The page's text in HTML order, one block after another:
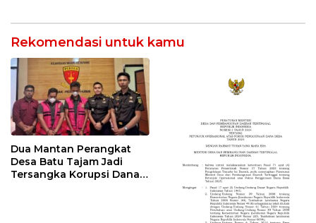
Rekomendasi untuk kamu
Dua Mantan Perangkat
Desa Batu Tajam Jadi
Tersangka Korupsi Dana